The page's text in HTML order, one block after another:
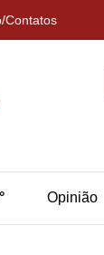
Contatos
Opinião